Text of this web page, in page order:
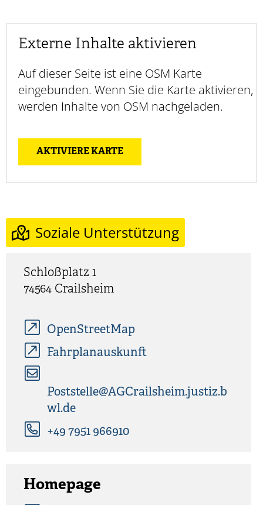
Externe Inhalte aktivieren
Auf dieser Seite ist eine OSM Karte
eingebunden. Wenn Sie die Karte aktivieren,
werden Inhalte von OSM nachgeladen.
AKTIVIERE KARTE
Soziale Unterstützung
Schloßplatz 1
74564 Crailsheim
OpenStreetMap
Fahrplanauskunft
Poststelle@AGCrailsheim.justiz.b
wl.de
+49 7951 966910
Homepage